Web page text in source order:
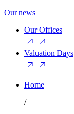
Our news
Our Offices
Valuation Days
Home
/